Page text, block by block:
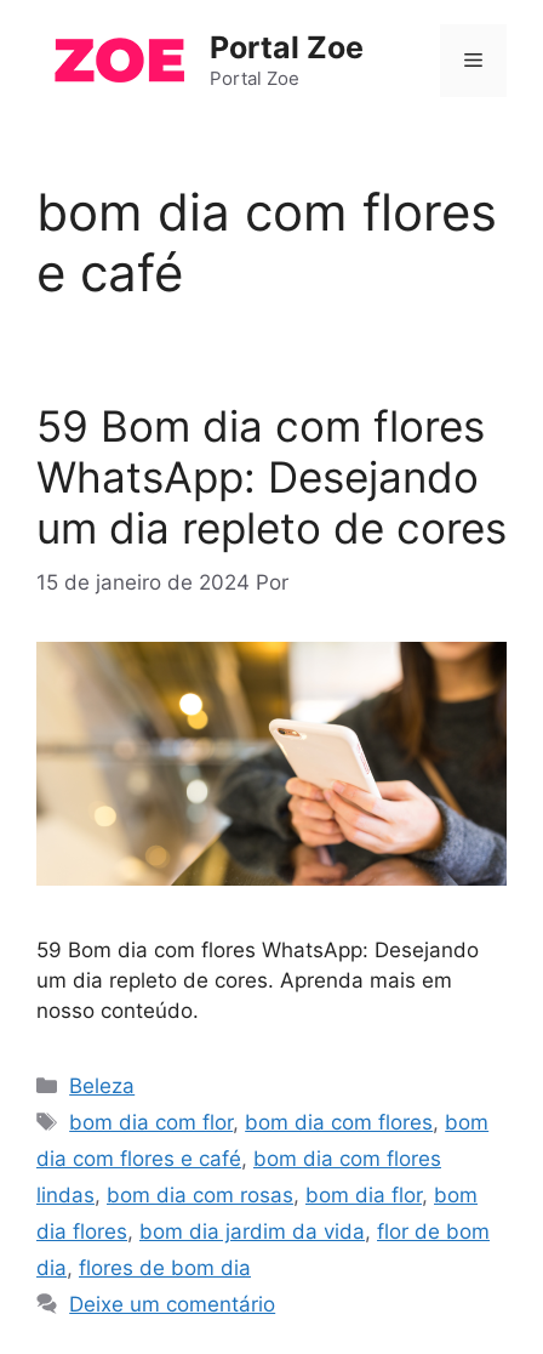
Portal Zoe
Portal Zoe
Menu
bom dia com flores
e café
59 Bom dia com flores
WhatsApp: Desejando
um dia repleto de cores
15 de janeiro de 2024 Por
59 Bom dia com flores WhatsApp: Desejando
um dia repleto de cores. Aprenda mais em
nosso conteúdo.
Categorias
Beleza
Tags
bom dia com flor, bom dia com flores, bom
dia com flores e café, bom dia com flores
lindas, bom dia com rosas, bom dia flor, bom
dia flores, bom dia jardim da vida, flor de bom
dia, flores de bom dia
Deixe um comentário